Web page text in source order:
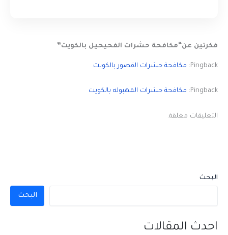
فكرتين عن“مكافحة حشرات الفحيحيل بالكويت”
Pingback: مكافحة حشرات القصور بالكويت
Pingback: مكافحة حشرات المهبوله بالكويت
التعليقات مغلقة.
البحث
البحث
احدث المقالات